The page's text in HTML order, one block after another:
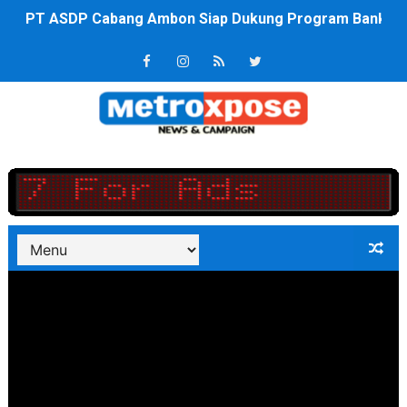
Saadiah Uluputty Buka Pekan Olahraga HUT ke-81 RI
4 Dokter Asal Nias Barat Lulus PPDS di FK USU,
OKU Timur Jalin Komunikasi ke semua Stackholder
Unggul 3 Gol Kesebelasan MKRE FC Raih Tiket
Jelang HUT RI ke 81Turnamen Olah Anak Muda Kota
Bobby Nasution Fokus Infrastruktur Daerah saat